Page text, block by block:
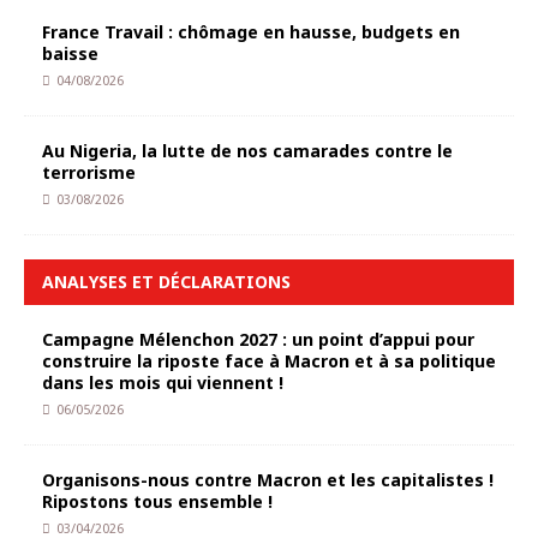
France Travail : chômage en hausse, budgets en
baisse
04/08/2026
Au Nigeria, la lutte de nos camarades contre le
terrorisme
03/08/2026
ANALYSES ET DÉCLARATIONS
Campagne Mélenchon 2027 : un point d’appui pour
construire la riposte face à Macron et à sa politique
dans les mois qui viennent !
06/05/2026
Organisons-nous contre Macron et les capitalistes !
Ripostons tous ensemble !
03/04/2026